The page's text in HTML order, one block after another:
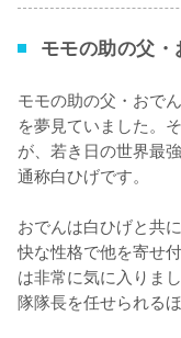
モモの助の父・
モモの助の父・おで
を夢見ていました。
が、若き日の世界最
通称白ひげです。
おでんは白ひげと共
快な性格で他を寄せ
は非常に気に入りま
隊隊長を任せられる